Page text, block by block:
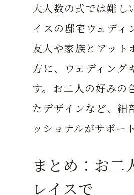
大人数の式では難し
イスの邸宅ウェデ
友人や家族とアット
方に、ウェディング
す。お二人の好みの
たデザインなど、細
ッショナルがサポー
まとめ：お二
レイスで